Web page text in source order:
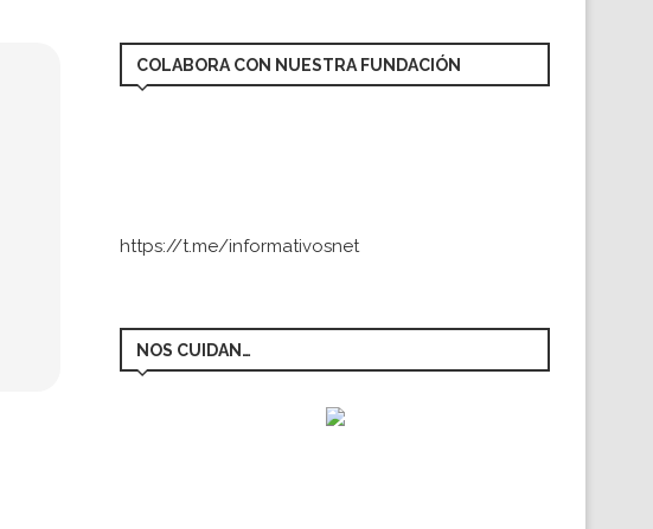
COLABORA CON NUESTRA FUNDACIÓN
https://t.me/informativosnet
NOS CUIDAN…